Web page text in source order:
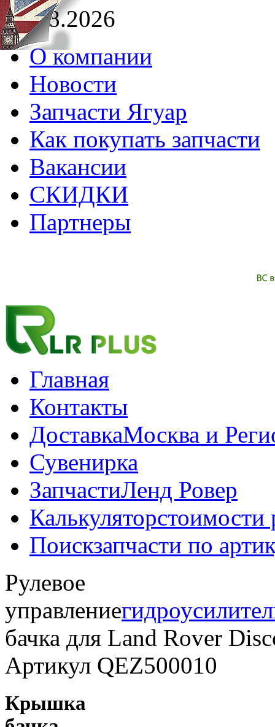
08.08.2026
О компании
Новости
Запчасти Ягуар
Как покупать запчасти
Вакансии
СКИДКИ
Партнеры
Главная
Контакты
ДоставкаМосква и
Сувенирка
ЗапчастиЛенд Ровер
Калькуляторстоимости
Поискзапчасти по
Рулевое
управление
бачка для Land Rover
Артикул QEZ500010
Крышка